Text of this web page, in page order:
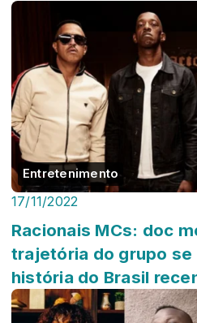
Entretenimento
17/11/2022
Racionais MCs: doc
trajetória do grupo se
história do Brasil